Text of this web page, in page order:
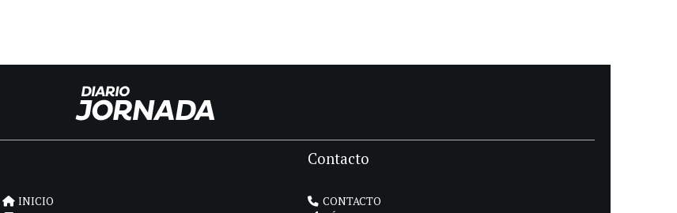
INICIO
Contacto
CONTACTO